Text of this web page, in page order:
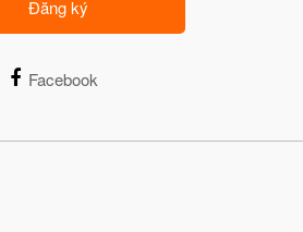
Đăng ký
Facebook